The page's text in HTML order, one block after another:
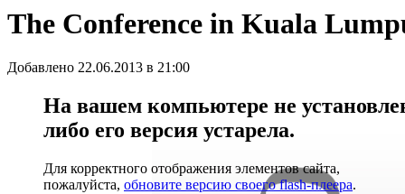
The Conference in Kuala
Добавлено 22.06.2013 в 21:00
На вашем компьютере не
либо его версия устарела.
Для корректного отображения элементов сайта,
пожалуйста, обновите версию своего flash-плеера.